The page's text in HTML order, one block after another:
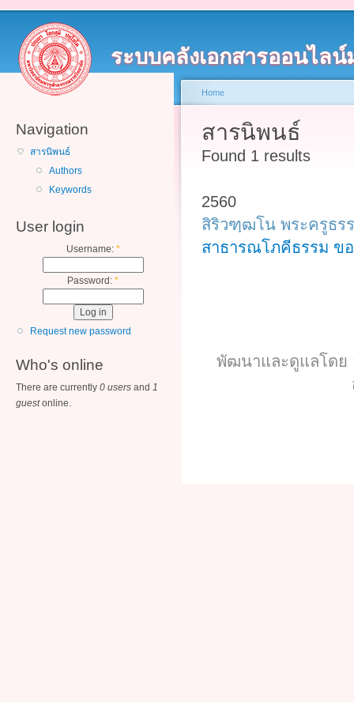
ระบบคลังเอกสารออนไล
Navigation
สารนิพนธ์
Authors
Keywords
User login
Username: *
Password: *
Request new password
Who's online
There are currently 0 users and 1
guestonline.
Home
สารนิพนธ์
Found 1 results
2560
สิริวฑฺฒโน พระครูธร
สาธารณโภคีธรรม ข
พัฒนาและดูแลโดย